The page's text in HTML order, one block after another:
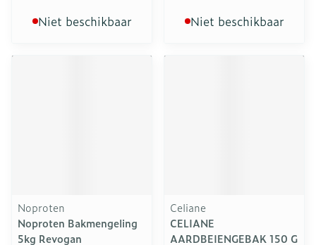
Niet beschikbaar Niet beschikbaar
Noproten
Noproten Bakmengeling
5kg Revogan
Celiane
CELIANE
AARDBEIENGEBAK 150 G